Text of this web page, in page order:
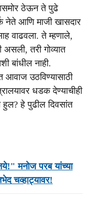
ठेऊन ते पुढे
नेते आणि माजी खासदार
वाढवला. ते म्हणाले,
असली, तरी गोव्यात
बांधील नाही.
आवाज उठविण्यासाठी
धडक देण्याचीही
हुल? हे पुढील दिवसांत
मनोज परब यांच्या
चव्‍हाट्यावर!